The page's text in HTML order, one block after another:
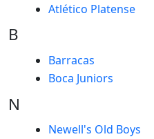
Atlético Platense
B
Barracas
Boca Juniors
N
Newell's Old Boys